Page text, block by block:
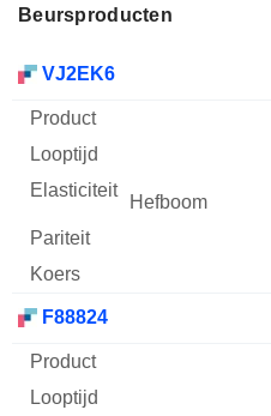
Beursproducten
Afkorting Type
VJ2EK6
F88824